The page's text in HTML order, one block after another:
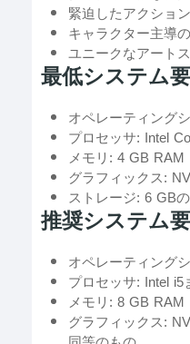
緊迫したアクショ
キャラクター主導
ユニークなアート
最低システム
オペレーティング
プロセッサ: Intel
メモリ: 4 GB RAM
グラフィックス:
ストレージ: 6 GB
推奨システム
オペレーティング
プロセッサ: Intel
メモリ: 8 GB RAM
グラフィックス: